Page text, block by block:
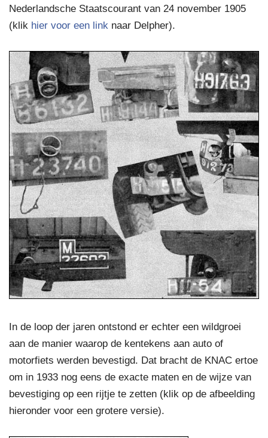
Nederlandsche Staatscourant van 24 november 1905
(klik hier voor een link naar Delpher).
In de loop der jaren ontstond er echter een wildgroei
aan de manier waarop de kentekens aan auto of
motorfiets werden bevestigd. Dat bracht de KNAC ertoe
om in 1933 nog eens de exacte maten en de wijze van
bevestiging op een rijtje te zetten (klik op de afbeelding
hieronder voor een grotere versie).